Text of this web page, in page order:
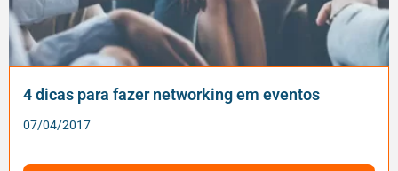
4 dicas para fazer networking em eventos
07/04/2017